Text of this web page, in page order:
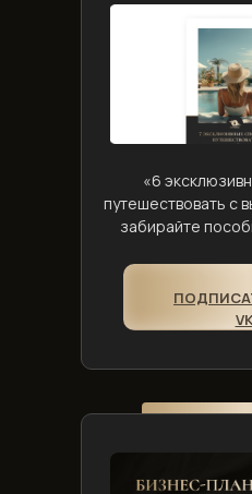
«6
путешествовать с
забирайте